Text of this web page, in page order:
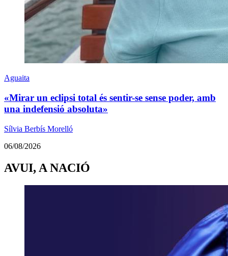
Aguaita
«Mirar un eclipsi total és sentir-se sense poder, amb
una indefensió absoluta»
Sílvia Berbís Morelló
06/08/2026
AVUI, A NACIÓ